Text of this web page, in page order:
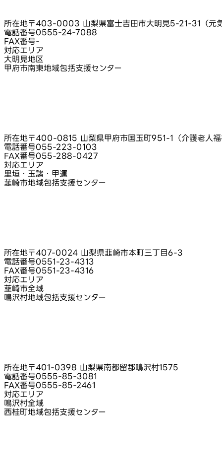
所在地〒403-0003 山梨県富士吉田市大明見5-21-31（元気
電話番号0555-24-7088
FAX番号-
対応エリア
大明見地区
甲府市南東地域包括支援センター
所在地〒400-0815 山梨県甲府市国玉町951-1（介護老人福
電話番号055-223-0103
FAX番号055-288-0427
対応エリア
里垣・玉諸・甲運
韮崎市地域包括支援センター
所在地〒407-0024 山梨県韮崎市本町三丁目6-3
電話番号0551-23-4313
FAX番号0551-23-4316
対応エリア
韮崎市全域
鳴沢村地域包括支援センター
所在地〒401-0398 山梨県南都留郡鳴沢村1575
電話番号0555-85-3081
FAX番号0555-85-2461
対応エリア
鳴沢村全域
西桂町地域包括支援センター